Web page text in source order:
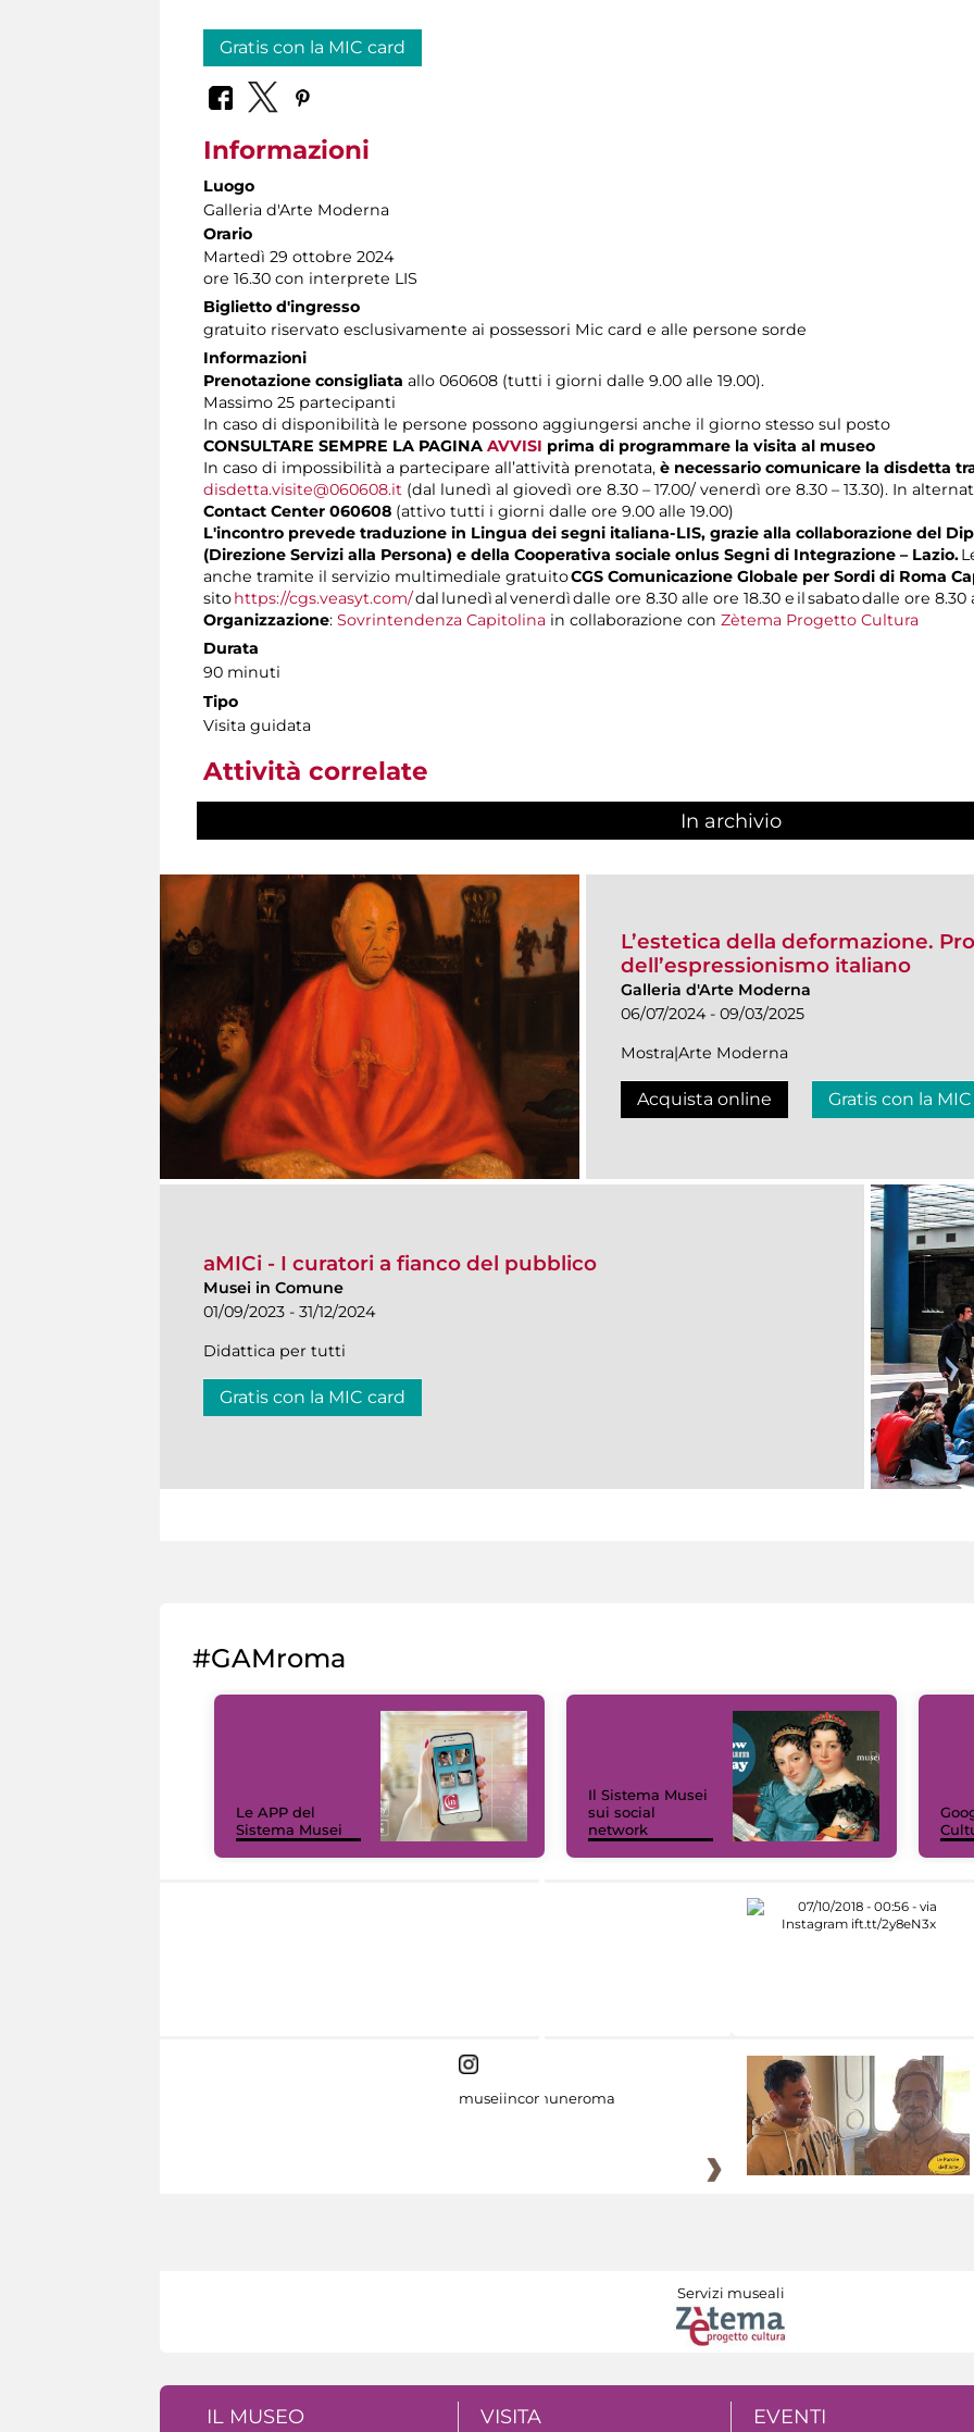
Gratis con la MIC card
Informazioni
Luogo
Galleria d'Arte Moderna
Orario
Martedì 29 ottobre 2024
ore 16.30 con interprete LIS
Biglietto d'ingresso
gratuito riservato esclusivamente ai possessori Mic card e alle persone sorde
Informazioni
Prenotazione consigliata allo 060608 (tutti i giorni dalle 9.00 alle 19.00).
Massimo 25 partecipanti
In caso di disponibilità le persone possono aggiungersi anche il giorno stesso sul posto
CONSULTARE SEMPRE LA PAGINA AVVISI prima di programmare la visita al museo
In caso di impossibilità a partecipare all’attività prenotata, è necessario comunicare la disdetta
disdetta.visite@060608.it (dal lunedì al giovedì ore 8.30 – 17.00/ venerdì ore 8.30 – 13.30). In
Contact Center 060608 (attivo tutti i giorni dalle ore 9.00 alle 19.00)
L'incontro prevede traduzione in Lingua dei segni italiana-LIS, grazie alla collaborazione del
(Direzione Servizi alla Persona) e della Cooperativa sociale onlus Segni di Integrazione – Lazio.
anche tramite il servizio multimediale gratuitoCGS Comunicazione Globale per Sordi di Roma
sitohttps://cgs.veasyt.com/dal lunedì al venerdì dalle ore 8.30 alle ore 18.30 e il sabato dalle ore 8.30
Organizzazione: Sovrintendenza Capitolina in collaborazione con Zètema Progetto Cultura
Durata
90 minuti
Tipo
Visita guidata
Attività correlate
In archivio
L’estetica della deformazione.
dell’espressionismo italiano
Galleria d'Arte Moderna
06/07/2024 - 09/03/2025
Mostra|Arte Moderna
Acquista online Gratis con la
aMICi - I curatori a fianco del pubblico
Musei in Comune
01/09/2023 - 31/12/2024
Didattica per tutti
Gratis con la MIC card
#GAMroma
Le APP del
Sistema Musei
Il Sistema Musei
sui social
network
museiincomuneroma
Servizi museali
IL MUSEO VISITA EVENTI